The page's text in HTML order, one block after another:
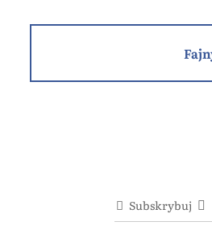
Subskrybuj